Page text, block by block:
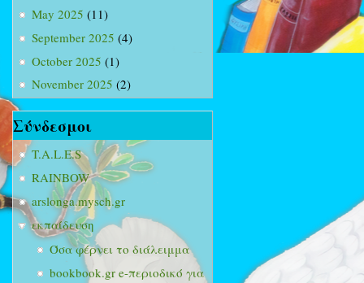
May 2025 (11)
September 2025 (4)
October 2025 (1)
November 2025 (2)
Σύνδεσμοι
T.A.L.E.S
RAINBOW
arslonga.mysch.gr
εκπαίδευση
Όσα φέρνει το διάλειμμα
bookbook.gr e-περιοδικό για